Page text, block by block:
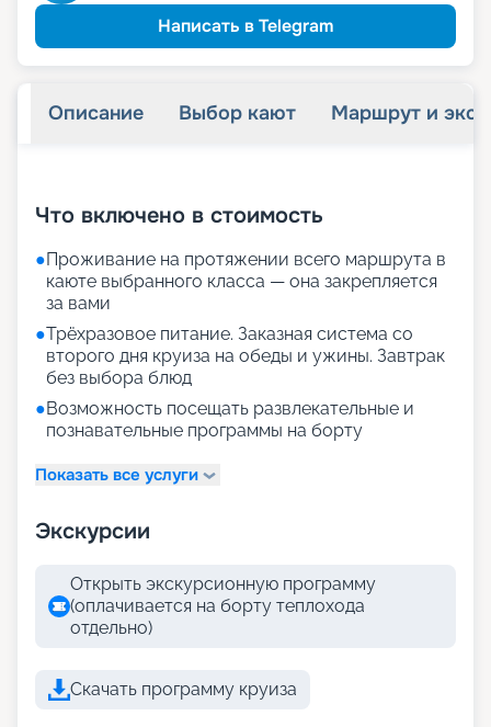
Написать в Telegram
Описание Выбор кают Маршрут и
Что включено в стоимость
●Проживание на протяжении всего маршрута в
каюте выбранного класса — она закрепляется
за вами
●Трёхразовое питание. Заказная система со
второго дня круиза на обеды и ужины. Завтрак
без выбора блюд
●Возможность посещать развлекательные и
познавательные программы на борту
Показать все услуги
Экскурсии
Открыть экскурсионную программу
(оплачивается на борту теплохода
отдельно)
Скачать программу круиза